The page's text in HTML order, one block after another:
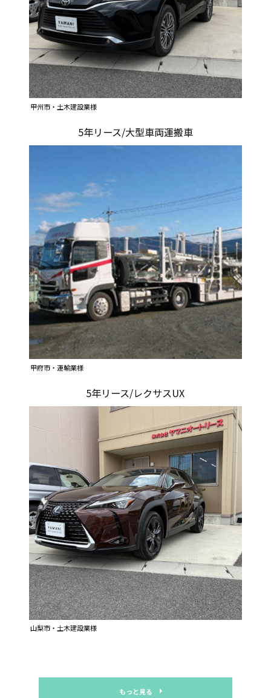
甲州市・土木建設業様
5年リース/大型車両運搬車
甲府市・運輸業様
5年リース/レクサスUX
山梨市・土木建設業様
もっと見る